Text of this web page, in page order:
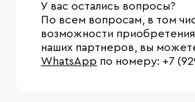
У вас остались вопросы?
По всем вопросам, в том
возможности
наших партнеров, вы
WhatsApp по номеру: +7